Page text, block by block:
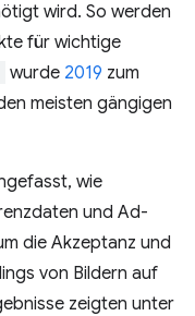
wird. So werden
für wichtige
wurde 2019 zum
meisten gängigen
wie
und Ad-
die Akzeptanz und
von Bildern auf
zeigten unter